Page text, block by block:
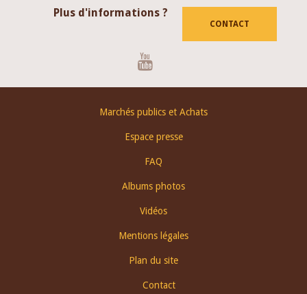
Plus d'informations ?
CONTACT
Marchés publics et Achats
Espace presse
FAQ
Albums photos
Vidéos
Mentions légales
Plan du site
Contact